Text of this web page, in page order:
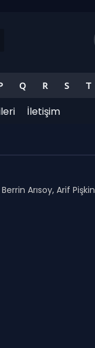
Q R S T
İletişim
Arısoy, Arif Pişkin